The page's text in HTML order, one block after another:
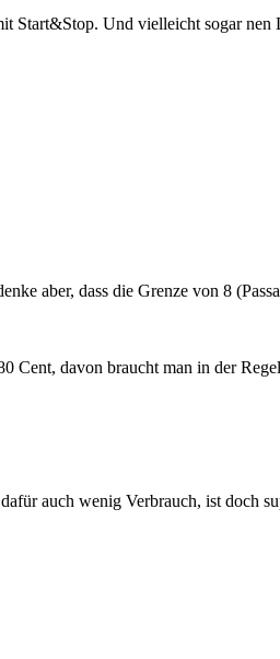
Start&Stop. Und vielleicht sogar
aber, dass die Grenze von 8
davon braucht man in der
auch wenig Verbrauch, ist doch